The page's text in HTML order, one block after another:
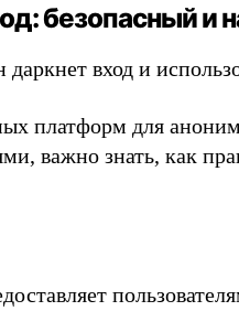
безопасный и
вход и
платформ для
важно знать, как